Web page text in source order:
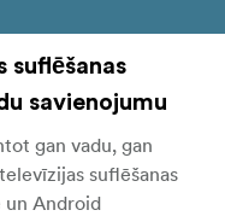
suflēšanas
savienojumu
gan vadu, gan
suflēšanas
un Android